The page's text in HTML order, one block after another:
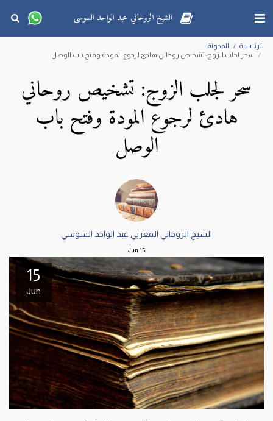
الشيخ الروحاني عبد الواحد السوسي
الرئيسية
المدونة
سحر لجلب الزوج: تشخيص روحاني هادئ لرجوع المودة وفتح باب الوصل
سحر لجلب الزوج: تشخيص روحاني
هادئ لرجوع المودة وفتح باب
الوصل
الشيخ الروحاني المغربي عبد الواحد السوسي
15
Jun
15
Jun